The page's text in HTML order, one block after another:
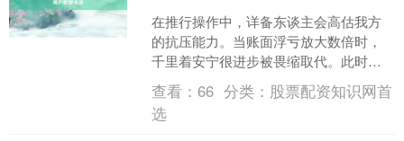
在推行操作中，详备东谈主会高估我方
的抗压能力。当账面浮亏放大数倍时，
千里着安宁很进步被畏缩取代。此时若
莫得严格的次序约束，往往会作念出特
别有缱绻。比如明知趋势已....
查看：66 分类： 股票配资知识网首
选